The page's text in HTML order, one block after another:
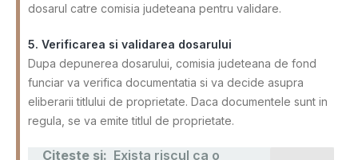
dosarul catre comisia judeteana pentru validare.
5. Verificarea si validarea dosarului
Dupa depunerea dosarului, comisia judeteana de fond
funciar va verifica documentatia si va decide asupra
eliberarii titlului de proprietate. Daca documentele sunt in
regula, se va emite titlul de proprietate.
Citeste si: Exista riscul ca o